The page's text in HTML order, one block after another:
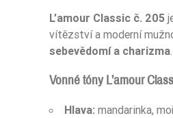
L’amour Classic č. 205
vítězství a moderní
sebevědomí a charizma.
Vonné tóny L’amour
Hlava: mandarinka,
Zaperfumowanie